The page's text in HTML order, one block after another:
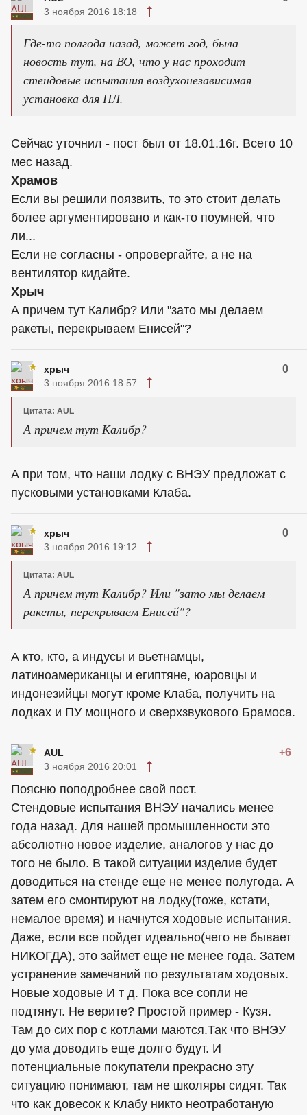
3 ноября 2016 18:18
Где-то полгода назад, может год, была
новость тут, на ВО, что у нас проходит
стендовые испытания воздухонезависимая
установка для ПЛ.
Сейчас уточнил - пост был от 18.01.16г. Всего 10
мес назад.
Храмов
Если вы решили поязвить, то это стоит делать
более аргументировано и как-то поумней, что
ли...
Если не согласны - опровергайте, а не на
вентилятор кидайте.
Хрыч
А причем тут Калибр? Или "зато мы делаем
ракеты, перекрываем Енисей"?
хрыч 0
3 ноября 2016 18:57
Цитата: AUL
А причем тут Калибр?
А при том, что наши лодку с ВНЭУ предложат с
пусковыми установками Клаба.
хрыч 0
3 ноября 2016 19:12
Цитата: AUL
А причем тут Калибр? Или "зато мы делаем
ракеты, перекрываем Енисей"?
А кто, кто, а индусы и вьетнамцы,
латиноамериканцы и египтяне, юаровцы и
индонезийцы могут кроме Клаба, получить на
лодках и ПУ мощного и сверхзвукового Брамоса.
AUL +6
3 ноября 2016 20:01
Поясню поподробнее свой пост.
Стендовые испытания ВНЭУ начались менее
года назад. Для нашей промышленности это
абсолютно новое изделие, аналогов у нас до
того не было. В такой ситуации изделие будет
доводиться на стенде еще не менее полугода. А
затем его смонтируют на лодку(тоже, кстати,
немалое время) и начнутся ходовые испытания.
Даже, если все пойдет идеально(чего не бывает
НИКОГДА), это займет еще не менее года. Затем
устранение замечаний по результатам ходовых.
Новые ходовые И т д. Пока все сопли не
подтянут. Не верите? Простой пример - Кузя.
Там до сих пор с котлами маются.Так что ВНЭУ
до ума доводить еще долго будут. И
потенциальные покупатели прекрасно эту
ситуацию понимают, там не школяры сидят. Так
что как довесок к Клабу никто неотработаную